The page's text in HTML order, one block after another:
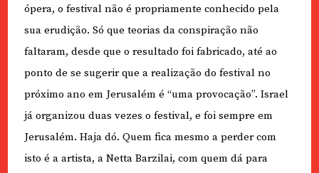
ópera, o festival não é propriamente conhecido pela
sua erudição. Só que teorias da conspiração não
faltaram, desde que o resultado foi fabricado, até ao
ponto de se sugerir que a realização do festival no
próximo ano em Jerusalém é “uma provocação”. Israel
já organizou duas vezes o festival, e foi sempre em
Jerusalém. Haja dó. Quem fica mesmo a perder com
isto é a artista, a Netta Barzilai, com quem dá para